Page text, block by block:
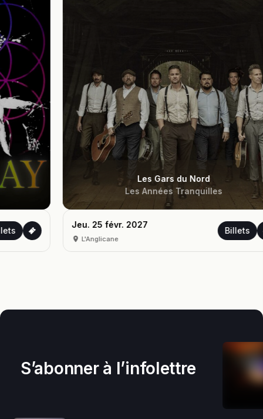
Les Gars du Nord
Les Années Tranquilles
Jeu. 25 févr. 2027
L'Anglicane
S’abonner à l’infolettre